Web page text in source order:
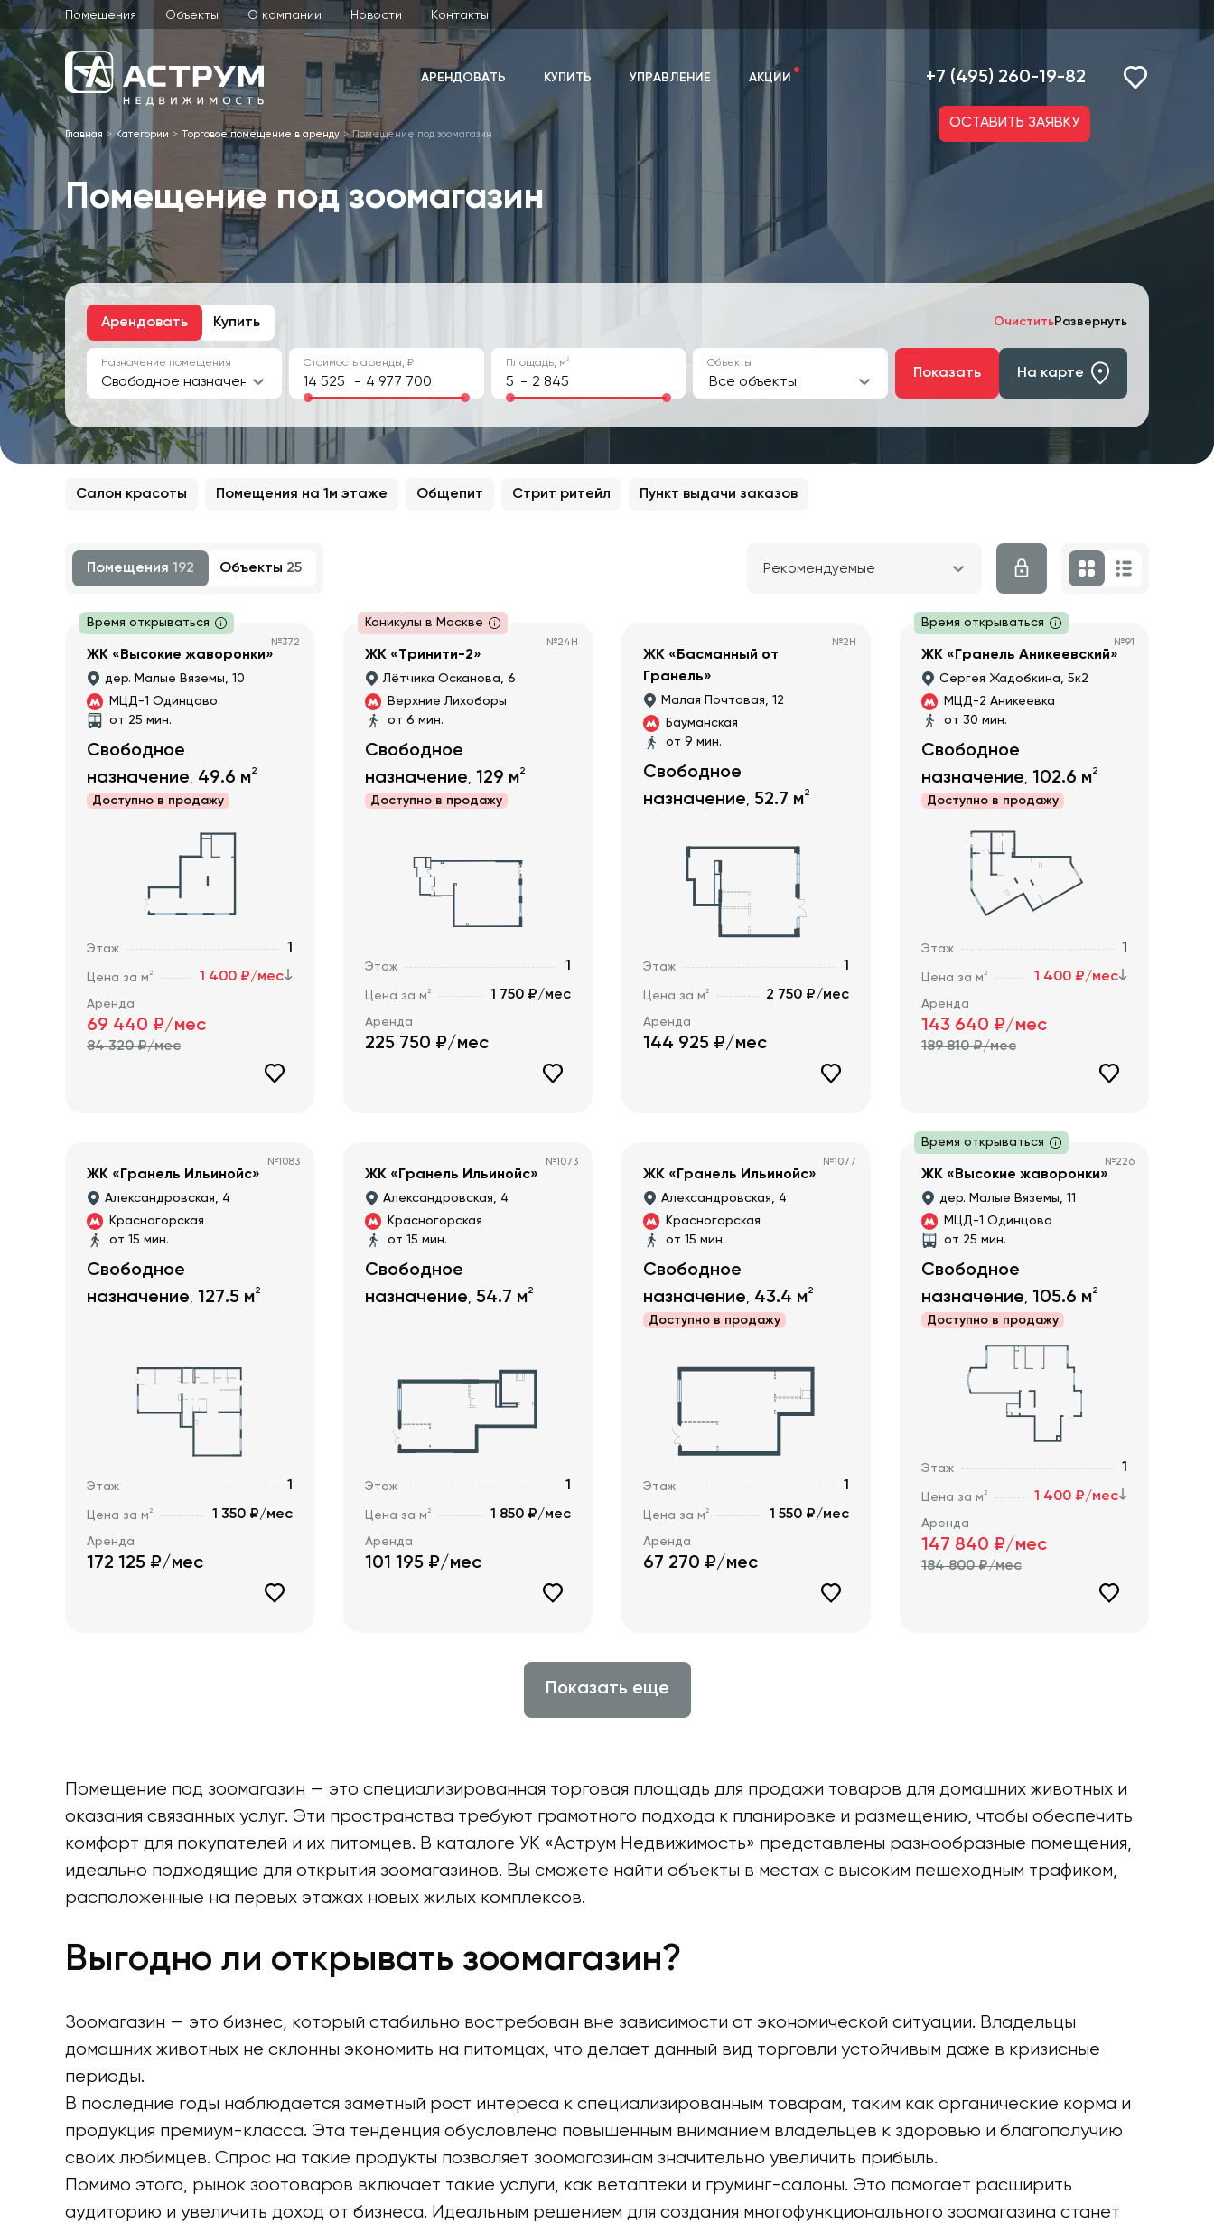
Помещения Объекты О компании Новости Контакты
АРЕНДОВАТЬ КУПИТЬ УПРАВЛЕНИЕ АКЦИИ +7 (495) 260-19-82
Главная Категории Торговое помещение в аренду Помещение под зоомагазин
ОСТАВИТЬ ЗАЯВКУ
Помещение под зоомагазин
Арендовать Купить ОчиститьРазвернуть
Назначение помещения
Свободное назначение
Стоимость аренды, ₽
-
Площадь, м2
-
Объекты
Все объекты Показать На карте
Салон красоты Помещения на 1м этаже Общепит Стрит ритейл Пункт выдачи заказов
Помещения 192 Объекты 25 Рекомендуемые
Время открываться
№372
ЖК «Высокие жаворонки»
дер. Малые Вяземы, 10
МЦД-1 Одинцово
от 25 мин.
Свободное
назначение, 49.6 м2
Доступно в продажу
Этаж 1
Цена за м2 1 400 ₽/мес
Аренда
69 440 ₽/мес
84 320₽/мес
Каникулы в Москве
№24Н
ЖК «Тринити-2»
Лётчика Осканова, 6
Верхние Лихоборы
от 6 мин.
Свободное
назначение, 129 м2
Доступно в продажу
Этаж 1
Цена за м2 1 750 ₽/мес
Аренда
225 750 ₽/мес
№2Н
ЖК «Басманный от
Гранель»
Малая Почтовая, 12
Бауманская
от 9 мин.
Свободное
назначение, 52.7 м2
Этаж 1
Цена за м2 2 750 ₽/мес
Аренда
144 925 ₽/мес
Время открываться
№91
ЖК «Гранель Аникеевский»
Сергея Жадобкина, 5к2
МЦД-2 Аникеевка
от 30 мин.
Свободное
назначение, 102.6 м2
Доступно в продажу
Этаж 1
Цена за м2 1 400 ₽/мес
Аренда
143 640 ₽/мес
189 810₽/мес
№1083
ЖК «Гранель Ильинойс»
Александровская, 4
Красногорская
от 15 мин.
Свободное
назначение, 127.5 м2
Этаж 1
Цена за м2 1 350 ₽/мес
Аренда
172 125 ₽/мес
№1073
ЖК «Гранель Ильинойс»
Александровская, 4
Красногорская
от 15 мин.
Свободное
назначение, 54.7 м2
Этаж 1
Цена за м2 1 850 ₽/мес
Аренда
101 195 ₽/мес
№1077
ЖК «Гранель Ильинойс»
Александровская, 4
Красногорская
от 15 мин.
Свободное
назначение, 43.4 м2
Доступно в продажу
Этаж 1
Цена за м2 1 550 ₽/мес
Аренда
67 270 ₽/мес
Время открываться
№226
ЖК «Высокие жаворонки»
дер. Малые Вяземы, 11
МЦД-1 Одинцово
от 25 мин.
Свободное
назначение, 105.6 м2
Доступно в продажу
Этаж 1
Цена за м2 1 400 ₽/мес
Аренда
147 840 ₽/мес
184 800₽/мес
Показать еще
Помещение под зоомагазин — это специализированная торговая площадь для продажи товаров для домашних животных и
оказания связанных услуг. Эти пространства требуют грамотного подхода к планировке и размещению, чтобы обеспечить
комфорт для покупателей и их питомцев. В каталоге УК «Аструм Недвижимость» представлены разнообразные помещения,
идеально подходящие для открытия зоомагазинов. Вы сможете найти объекты в местах с высоким пешеходным трафиком,
расположенные на первых этажах новых жилых комплексов.
Выгодно ли открывать зоомагазин?
Зоомагазин — это бизнес, который стабильно востребован вне зависимости от экономической ситуации. Владельцы
домашних животных не склонны экономить на питомцах, что делает данный вид торговли устойчивым даже в кризисные
периоды.
В последние годы наблюдается заметный рост интереса к специализированным товарам, таким как органические корма и
продукция премиум-класса. Эта тенденция обусловлена повышенным вниманием владельцев к здоровью и благополучию
своих любимцев. Спрос на такие продукты позволяет зоомагазинам значительно увеличить прибыль.
Помимо этого, рынок зоотоваров включает такие услуги, как ветаптеки и груминг-салоны. Это помогает расширить
аудиторию и увеличить доход от бизнеса. Идеальным решением для создания многофункционального зоомагазина станет